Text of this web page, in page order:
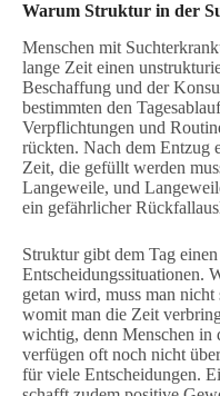
Warum Struktur in der
Menschen mit
lange Zeit einen
Beschaffung und der
bestimmten den
Verpflichtungen und
rückten. Nach dem Entzug
Zeit, die gefüllt werden
Langeweile, und
ein gefährlicher
Struktur gibt dem Tag
Entscheidungssituationen.
getan wird, muss man nicht
womit man die Zeit
wichtig, denn Menschen in
verfügen oft noch nicht
für viele Entscheidungen.